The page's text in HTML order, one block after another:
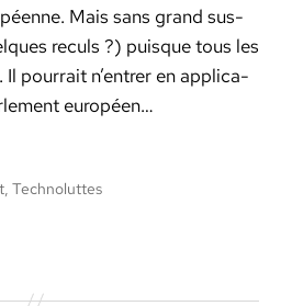
Mais sans grand sus­
reculs ?) puisque tous les
pour­rait n’en­tr­er en appli­ca­
européen…
, Technoluttes